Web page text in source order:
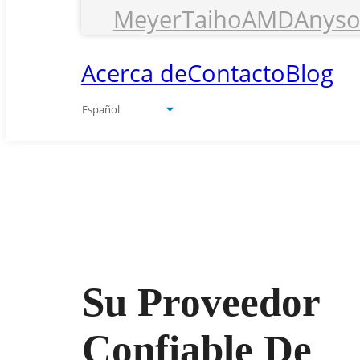
MeyerTaihoAMD
Acerca deContactoBlog
Su Proveedor
Confiable De